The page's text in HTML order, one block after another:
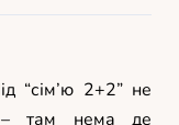
“сім’ю 2+2” не
– там нема де